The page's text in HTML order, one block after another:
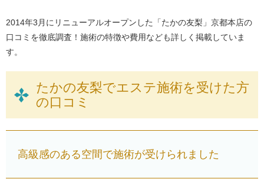
2014年3月にリニューアルオープンした「たかの友梨」京都本店の
口コミを徹底調査！施術の特徴や費用なども詳しく掲載していま
す。
たかの友梨でエステ施術を受けた方
の口コミ
高級感のある空間で施術が受けられました